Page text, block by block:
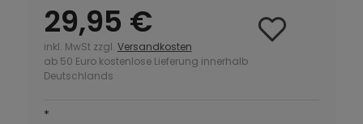
29,95 €
inkl. MwSt zzgl. Versandkosten
ab 50 Euro kostenlose Lieferung innerhalb
Deutschlands
*